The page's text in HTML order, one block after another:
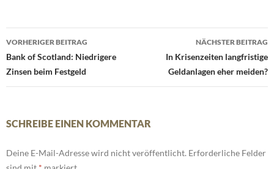
Beitrags-
Navigation
VORHERIGER BEITRAG
Bank of Scotland: Niedrigere
Zinsen beim Festgeld
NÄCHSTER BEITRAG
In Krisenzeiten langfristige
Geldanlagen eher meiden?
SCHREIBE EINEN KOMMENTAR
Deine E-Mail-Adresse wird nicht veröffentlicht. Erforderliche Felder